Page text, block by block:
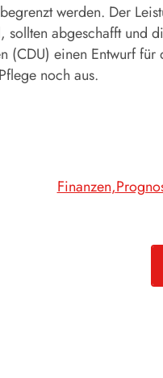
werden. Der
sollten abgeschafft
(CDU) einen Entwurf
noch aus.
Finanzen